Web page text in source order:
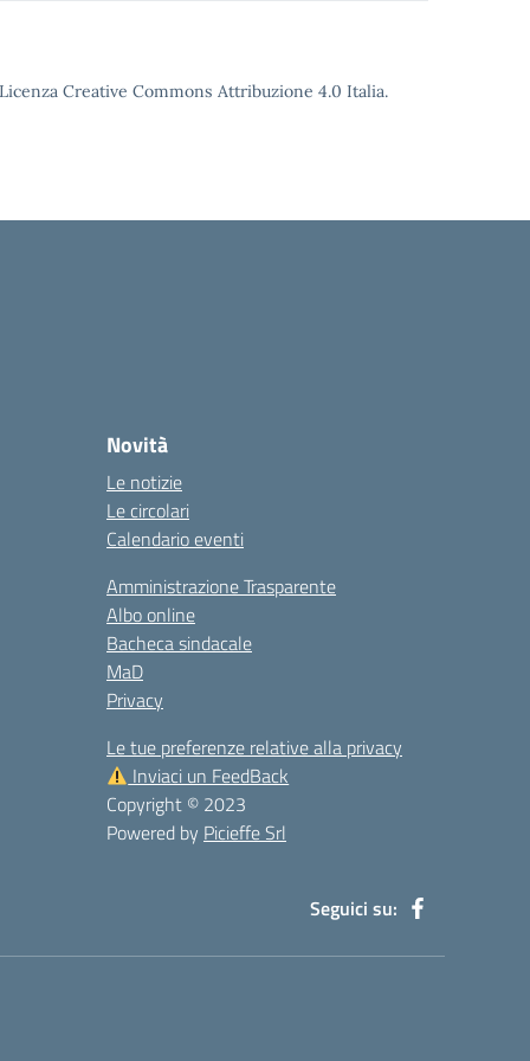
Creative Commons Attribuzione 4.0 Italia.
Novità
Le notizie
Le circolari
Calendario eventi
Amministrazione Trasparente
Albo online
Bacheca sindacale
MaD
Privacy
Le tue preferenze relative alla privacy
Inviaci un FeedBack
Copyright © 2023
Powered by Picieffe Srl
Seguici su: